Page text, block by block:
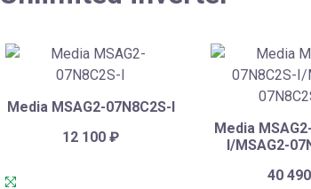
Media MSAG2-07N8C2S-I
12 100₽
Media
I/MSAG2-
40